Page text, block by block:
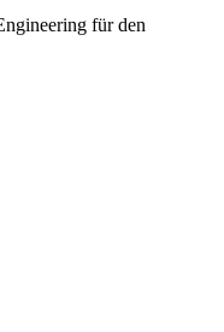
für den